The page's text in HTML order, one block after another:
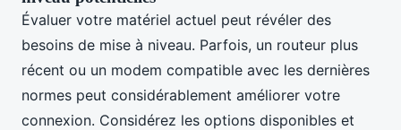
Évaluer votre matériel actuel peut révéler des
besoins de mise à niveau. Parfois, un routeur plus
récent ou un modem compatible avec les dernières
normes peut considérablement améliorer votre
connexion. Considérez les options disponibles et